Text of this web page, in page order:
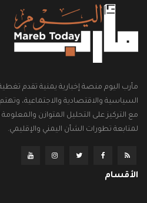
مأرب اليوم منصة إخبارية يمنية تقدم
السياسية والاقتصادية والاجتماعية،
مع التركيز على التحليل المتوازن
لمتابعة تطورات الشأن اليمني والإقليمي.
الأقسام